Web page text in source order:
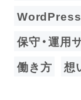
WordPress
保守・運用
働き方
想